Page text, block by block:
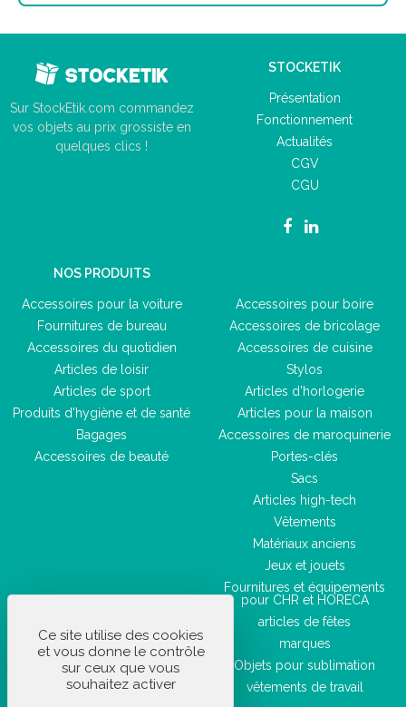
Sur StockEtik.com commandez
vos objets au prix grossiste en
quelques clics !
STOCKETIK
Présentation
Fonctionnement
Actualités
CGV
CGU
NOS PRODUITS
Accessoires pour la voiture
Fournitures de bureau
Accessoires du quotidien
Articles de loisir
Articles de sport
Produits d'hygiène et de santé
Bagages
Accessoires de beauté
Accessoires pour boire
Accessoires de bricolage
Accessoires de cuisine
Stylos
Articles d'horlogerie
Articles pour la maison
Accessoires de maroquinerie
Portes-clés
Sacs
Articles high-tech
Vêtements
Matériaux anciens
Jeux et jouets
Fournitures et équipements
pour CHR et HORECA
articles de fêtes
marques
Objets pour sublimation
vêtements de travail
Ce site utilise des cookies
et vous donne le contrôle
sur ceux que vous
souhaitez activer